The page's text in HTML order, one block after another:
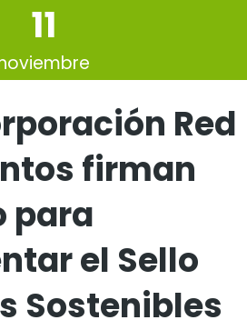
11
Red
firman
para
el Sello
Sostenibles